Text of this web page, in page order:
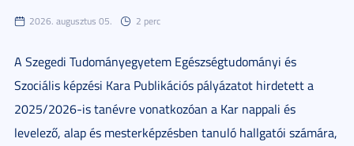
2026. augusztus 05. 2 perc
A Szegedi Tudományegyetem Egészségtudományi és
Szociális képzési Kara Publikációs pályázatot hirdetett a
2025/2026-is tanévre vonatkozóan a Kar nappali és
levelező, alap és mesterképzésben tanuló hallgatói számára,